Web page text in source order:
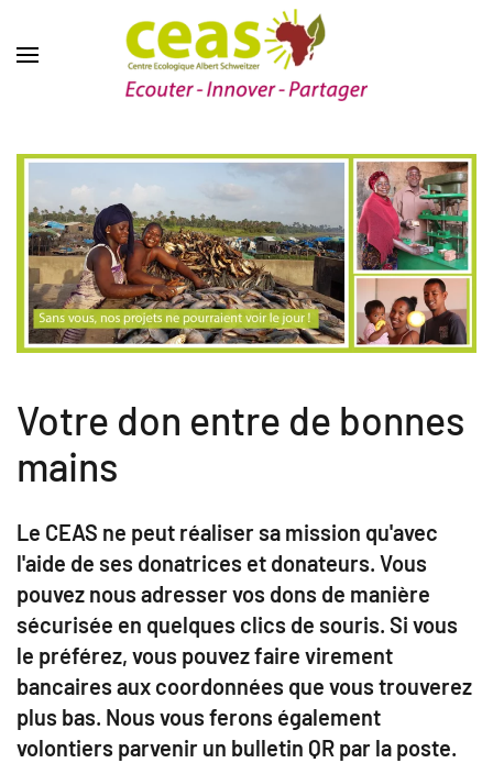
Votre don entre de bonnes
mains
Le CEAS ne peut réaliser sa mission qu'avec
l'aide de ses donatrices et donateurs. Vous
pouvez nous adresser vos dons de manière
sécurisée en quelques clics de souris. Si vous
le préférez, vous pouvez faire virement
bancaires aux coordonnées que vous trouverez
plus bas. Nous vous ferons également
volontiers parvenir un bulletin QR par la poste.